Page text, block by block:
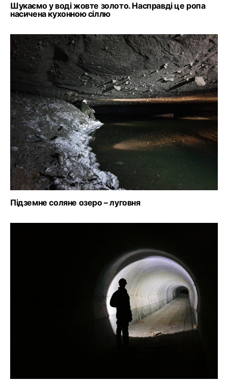
Шукаємо у воді жовте золото. Насправді це ропа
насичена кухонною сіллю
Підземне соляне озеро – луговня